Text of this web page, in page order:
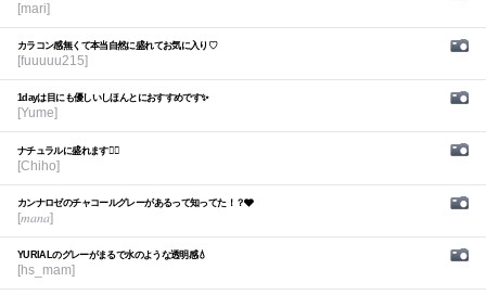
[mari]
カラコン感無くて本当自然に盛れてお気に入り♡
[fuuuuu215]
1dayは目にも優しいしほんとにおすすめです✨
[Yume]
ナチュラルに盛れます🙆‍♀️
[Chiho]
カンナロゼのチャコールグレーがあるって知ってた！？🩶
[𝑚𝑎𝑛𝑎]
YURIALのグレーがまるで水のような透明感💧
[hs_mam]